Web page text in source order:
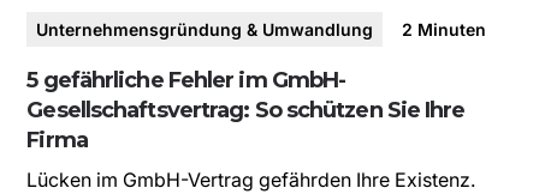
Unternehmensgründung & Umwandlung 2 Minuten
5 gefährliche Fehler im GmbH-
Gesellschaftsvertrag: So schützen Sie Ihre
Firma
Lücken im GmbH-Vertrag gefährden Ihre Existenz.